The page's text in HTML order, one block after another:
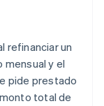
refinanciar un
y el
pide prestado
total de